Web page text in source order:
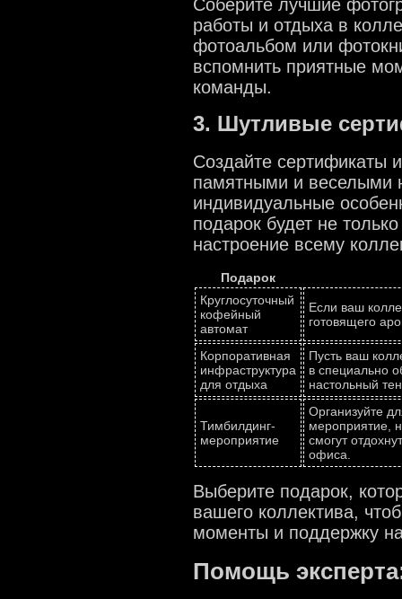
Соберите лучшие
работы и отдыха в
фотоальбом или
вспомнить приятные
команды.
3. Шутливые
Создайте сертификаты
памятными и веселыми
индивидуальные
подарок будет не
настроение всему
Подарок
Круглосуточный
кофейный
автомат
Если ваш
готовящего
Корпоративная
инфраструктура
для отдыха
Пусть ваш
в специально
настольный
Тимбилдинг-
мероприятие
Организуйте
мероприятие,
смогут
офиса.
Выберите подарок,
вашего коллектива,
моменты и поддержку
Помощь